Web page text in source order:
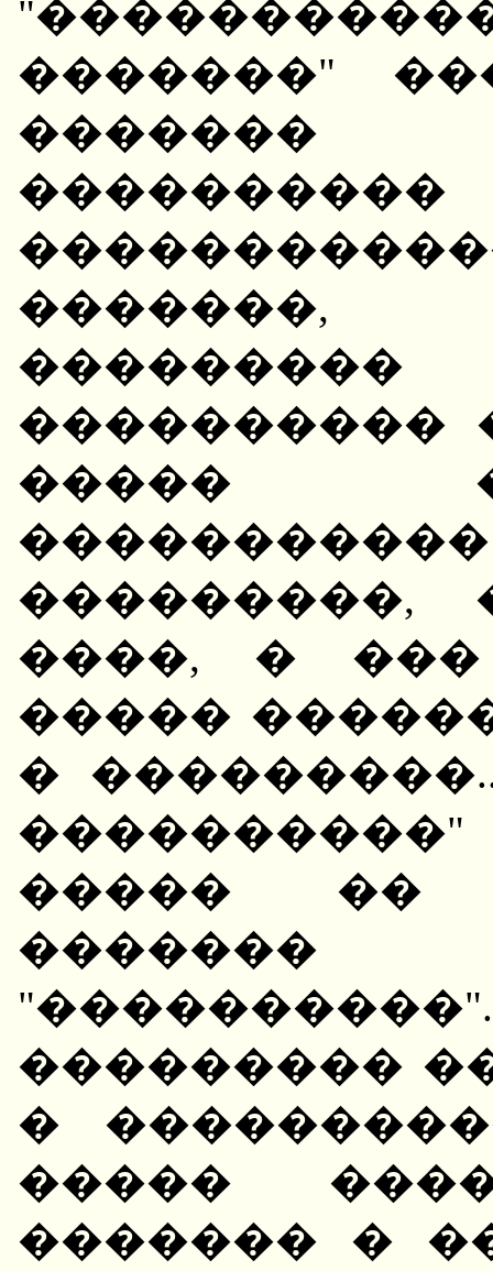
�������"
�������,
����������
�����
���������,
����, �
�����
�
����� ��
�������
���������
�
�����
������� �